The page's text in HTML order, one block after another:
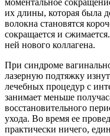
моментальное
их длины, которая была
волокна становятся
сокращается и
ней нового коллагена.
При синдроме
лазерную подтяжку
лечебных процедур с
занимает меньше
восстановительного
ухода. Во время ее
практически ничего,